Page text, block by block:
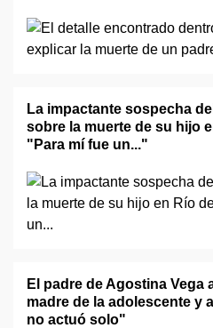
La impactante sospecha
sobre la muerte de su hijo
"Para mí fue un..."
El padre de Agostina Vega
madre de la adolescente y
no actuó solo"